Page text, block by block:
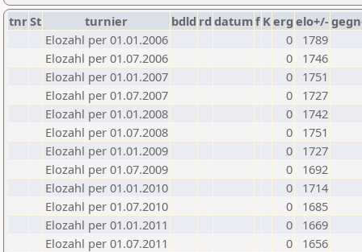
tnrSt turnier bdld rd datumf Kerg elo+/-
Elozahl per 01.01.2006
0
1789
Elozahl per 01.07.2006
0
1746
Elozahl per 01.01.2007
0
1751
Elozahl per 01.07.2007
0
1727
Elozahl per 01.01.2008
0
1742
Elozahl per 01.07.2008
0
1751
Elozahl per 01.01.2009
0
1727
Elozahl per 01.07.2009
0
1692
Elozahl per 01.01.2010
0
1714
Elozahl per 01.07.2010
0
1685
Elozahl per 01.01.2011
0
1669
Elozahl per 01.07.2011
0
1656